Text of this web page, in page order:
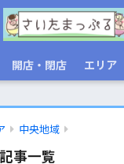
開店・閉店 エリア
中央地域
事一覧